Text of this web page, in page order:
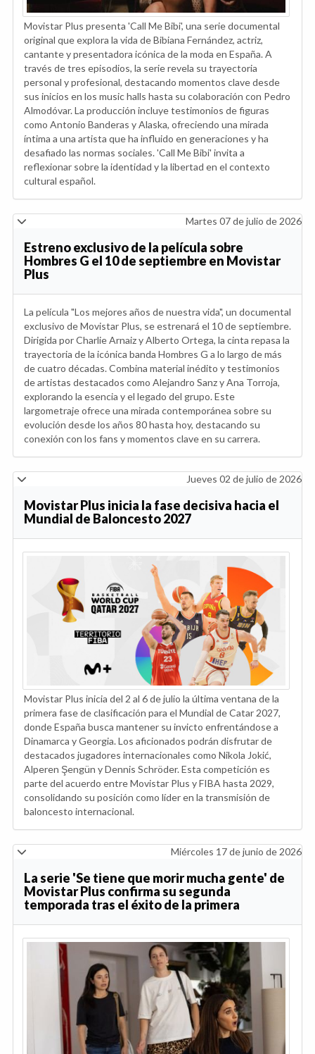
Movistar Plus presenta 'Call Me Bibi', una serie documental
original que explora la vida de Bibiana Fernández, actriz,
cantante y presentadora icónica de la moda en España. A
través de tres episodios, la serie revela su trayectoria
personal y profesional, destacando momentos clave desde
sus inicios en los music halls hasta su colaboración con Pedro
Almodóvar. La producción incluye testimonios de figuras
como Antonio Banderas y Alaska, ofreciendo una mirada
íntima a una artista que ha influido en generaciones y ha
desafiado las normas sociales. 'Call Me Bibi' invita a
reflexionar sobre la identidad y la libertad en el contexto
cultural español.
Martes 07 de julio de 2026
Estreno exclusivo de la película sobre
Hombres G el 10 de septiembre en Movistar
Plus
La película "Los mejores años de nuestra vida", un documental
exclusivo de Movistar Plus, se estrenará el 10 de septiembre.
Dirigida por Charlie Arnaiz y Alberto Ortega, la cinta repasa la
trayectoria de la icónica banda Hombres G a lo largo de más
de cuatro décadas. Combina material inédito y testimonios
de artistas destacados como Alejandro Sanz y Ana Torroja,
explorando la esencia y el legado del grupo. Este
largometraje ofrece una mirada contemporánea sobre su
evolución desde los años 80 hasta hoy, destacando su
conexión con los fans y momentos clave en su carrera.
Jueves 02 de julio de 2026
Movistar Plus inicia la fase decisiva hacia el
Mundial de Baloncesto 2027
Movistar Plus inicia del 2 al 6 de julio la última ventana de la
primera fase de clasificación para el Mundial de Catar 2027,
donde España busca mantener su invicto enfrentándose a
Dinamarca y Georgia. Los aficionados podrán disfrutar de
destacados jugadores internacionales como Nikola Jokić,
Alperen Şengün y Dennis Schröder. Esta competición es
parte del acuerdo entre Movistar Plus y FIBA hasta 2029,
consolidando su posición como líder en la transmisión de
baloncesto internacional.
Miércoles 17 de junio de 2026
La serie 'Se tiene que morir mucha gente' de
Movistar Plus confirma su segunda
temporada tras el éxito de la primera